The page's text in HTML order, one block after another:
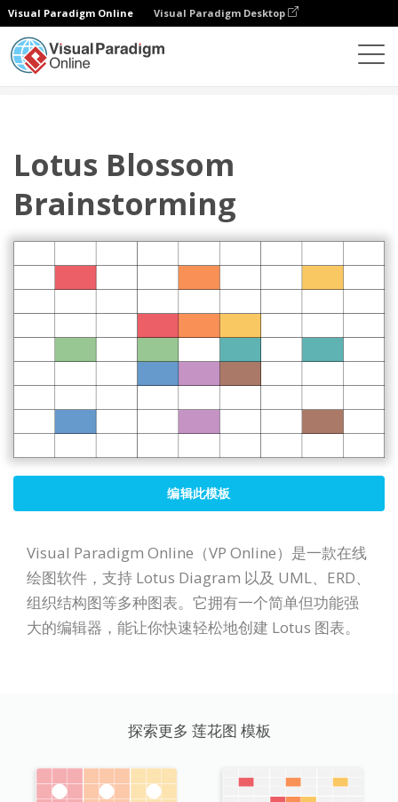
Visual Paradigm Online Visual Paradigm Desktop
Lotus Blossom
Brainstorming
编辑此模板
Visual Paradigm Online（VP Online）是一款在线
绘图软件，支持 Lotus Diagram 以及 UML、ERD、
组织结构图等多种图表。它拥有一个简单但功能强
大的编辑器，能让你快速轻松地创建 Lotus 图表。
探索更多 莲花图 模板